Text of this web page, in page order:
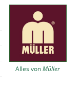
Alles vonMüller